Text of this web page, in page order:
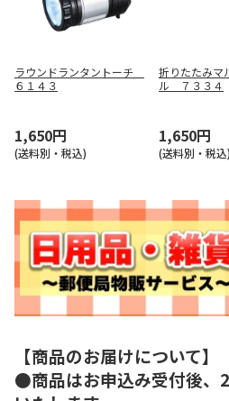
ラウンドランタントーチ
６１４３
1,650円
(送料別・税込)
折りたたみマ
ル ７３３４
1,650円
(送料別・税込)
【商品のお届けについて】
●商品はお申込み受付後、